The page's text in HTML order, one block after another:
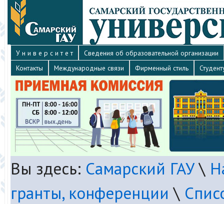
У н и в е р с и т е т
Сведения об образовательной организации
Контакты
Международные связи Фирменный стиль
Вы здесь: Самарский ГАУ\
гранты, конференции \